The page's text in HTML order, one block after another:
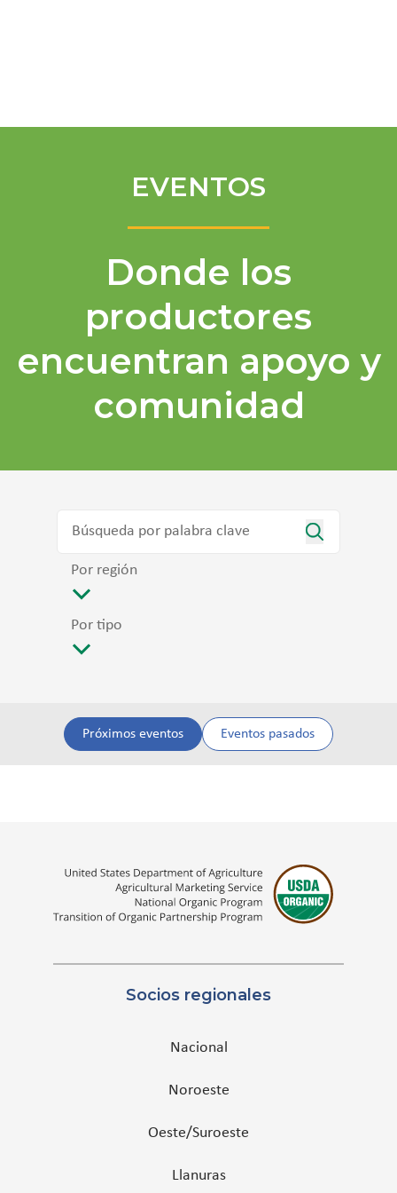
EVENTOS
Donde los
productores
encuentran apoyo y
comunidad
Por región
Por tipo
Próximos eventos Eventos pasados
Socios regionales
Nacional
Noroeste
Oeste/Suroeste
Llanuras